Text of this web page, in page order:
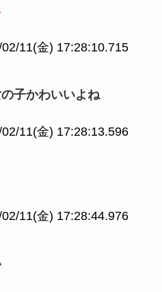
11(金) 17:28:10.715
子かわいいよね
11(金) 17:28:13.596
11(金) 17:28:44.976